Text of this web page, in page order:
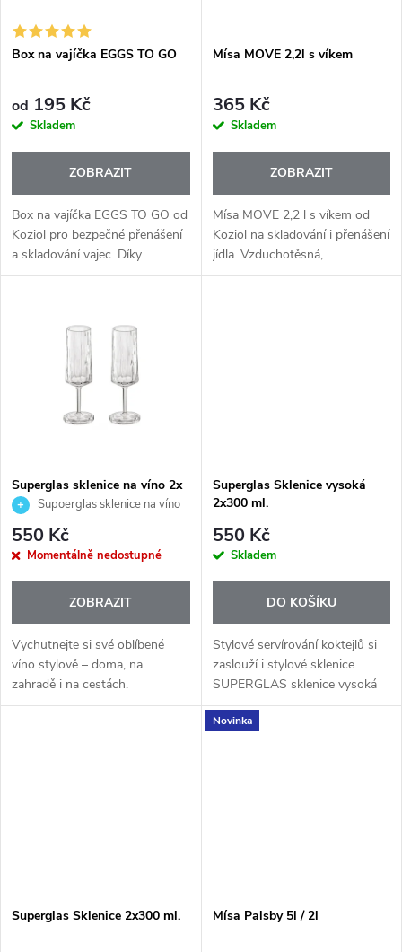
í
p
r
o
d
u
s
p
r
d
u
Box na vajíčka EGGS TO GO
od 195 Kč
Skladem
ZOBRAZIT
Box na vajíčka EGGS TO GO od
Koziol pro bezpečné přenášení
a skladování vajec. Díky
pevnému a odolnému
rozbitím i...
Mísa MOVE 2,2l s víkem
365 Kč
Skladem
ZOBRAZIT
Mísa MOVE 2,2 l s víkem od
Koziol na skladování i přenášení
jídla. Vzduchotěsná,
stohovatelná a vhodná do
Superglas sklenice na víno 2x
100ml.Supoerglas sklenice na víno
2x100ml.
550 Kč
Momentálně nedostupné
ZOBRAZIT
Vychutnejte si své oblíbené
víno stylově – doma, na
zahradě i na cestách.
SUPERGLAS sklenice na víno
Superglas Sklenice vysoká
2x300 ml.
550 Kč
Skladem
DO KOŠÍKU
Stylové servírování koktejlů si
zaslouží i stylové sklenice.
SUPERGLAS sklenice vysoká
300 ml od značky Koziol jsou
ideální pro všechny nápoje, pivo
Superglas Sklenice 2x300 ml.
Novinka
Mísa Palsby 5l / 2l